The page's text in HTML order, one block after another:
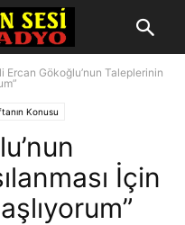
Ercan Gökoğlu’nun Taleplerinin
Konusu
İçin